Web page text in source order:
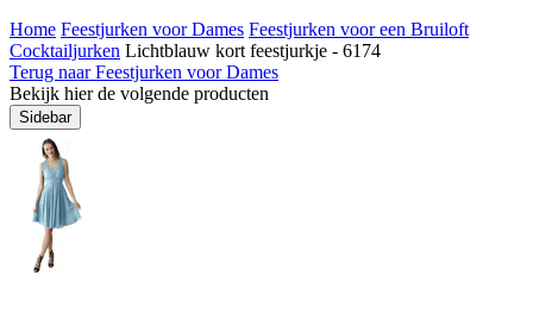
Home Feestjurken voor Dames Feestjurken voor een Bruiloft
Cocktailjurken Lichtblauw kort feestjurkje - 6174
Terug naar Feestjurken voor Dames
Bekijk hier de volgende producten
Sidebar